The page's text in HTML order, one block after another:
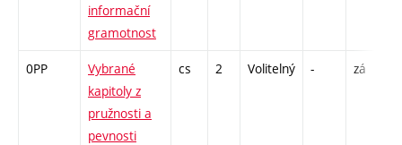
informační
gramotnost
0PP
Vybrané
kapitoly z
pružnosti a
pevnosti
cs 2 Volitelný - zá